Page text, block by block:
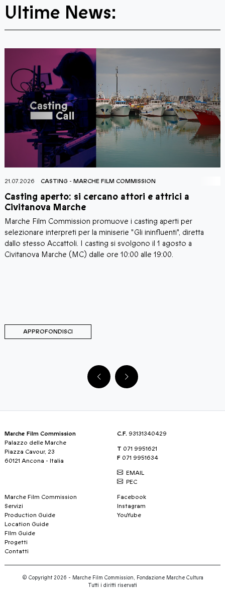
Ultime News:
21.07.2026 CASTING - MARCHE FILM COMMISSION
Casting aperto: si cercano attori e attrici a
Civitanova Marche
Marche Film Commission promuove i casting aperti per
selezionare interpreti per la miniserie "Gli ininfluenti", diretta
dallo stesso Accattoli. I casting si svolgono il 1 agosto a
Civitanova Marche (MC) dalle ore 10:00 alle 19:00.
APPROFONDISCI
Marche Film Commission
Palazzo delle Marche
Piazza Cavour, 23
60121 Ancona - Italia
C.F. 93131340429
T 071 9951621
F 071 9951634
EMAIL
PEC
Marche Film Commission
Servizi
Production Guide
Location Guide
FIlm Guide
Progetti
Contatti
Facebook
Instagram
YouYube
© Copyright 2026 - Marche Film Commission, Fondazione Marche Cultura
Tutti i diritti riservati